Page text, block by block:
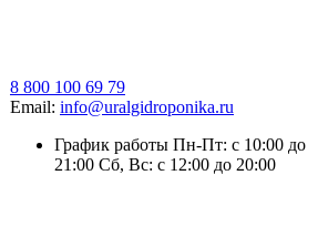
8 800 100 69 79
Email: info@uralgidroponika.ru
График работы Пн-Пт: с 10:00 до
21:00 Сб, Вс: с 12:00 до 20:00